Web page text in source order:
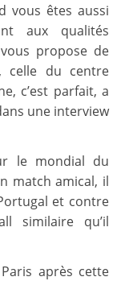
vous êtes aussi
aux qualités
propose de
celle du centre
c’est parfait, a
une interview
le mondial du
match amical, il
et contre
similaire qu’il
après cette